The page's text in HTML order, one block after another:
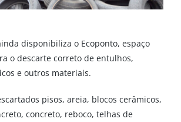
disponibiliza o Ecoponto, espaço
o descarte correto de entulhos,
e outros materiais.
pisos, areia, blocos cerâmicos,
concreto, reboco, telhas de